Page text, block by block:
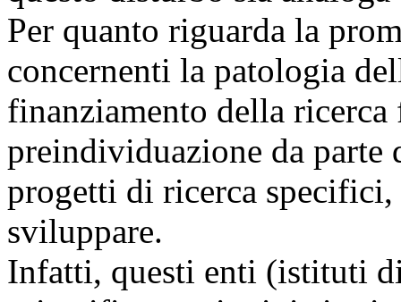
Per quanto riguarda la
concernenti la patologia
finanziamento della
preindividuazione da
progetti di ricerca
sviluppare.
Infatti, questi enti (istituti